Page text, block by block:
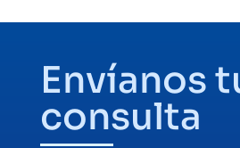
Envíanos
consulta